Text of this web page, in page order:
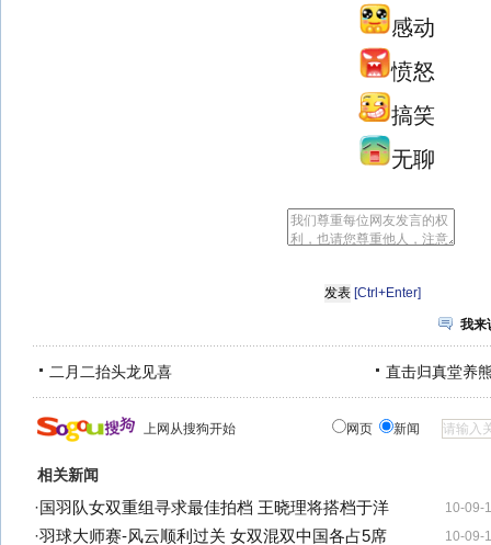
感动
愤怒
搞笑
无聊
[Ctrl+Enter]
我来
二月二抬头龙见喜 直击归真堂养
上网从搜狗开始 网页 新闻
相关新闻
10-09-
· 国羽队女双重组寻求最佳拍档 王晓理将搭档于洋
10-09-
·羽球大师赛-风云顺利过关 女双混双中国各占5席